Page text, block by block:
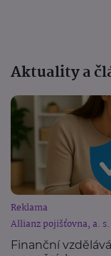
Aktuality a
Reklama
Allianz pojišťovna, a.
Finanční